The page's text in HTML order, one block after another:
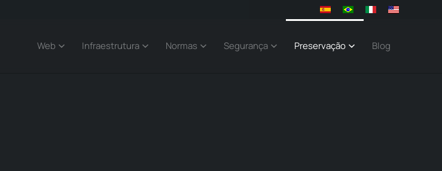
Web Infraestrutura Normas Segurança Preservação Blog